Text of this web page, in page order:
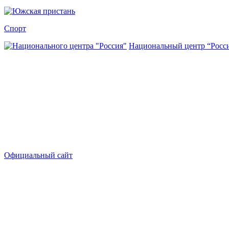
Спорт
Национальный центр
Официальный сайт